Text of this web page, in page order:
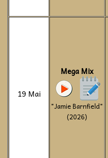
19 Mai
Mega Mix
"Jamie Barnfield"
(2026)